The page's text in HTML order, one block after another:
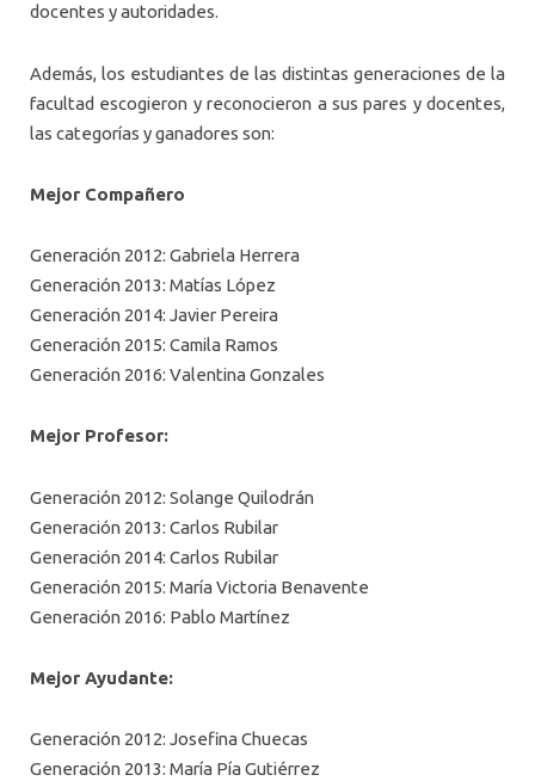
docentes y autoridades.
Además, los estudiantes de las distintas generaciones de la
facultad escogieron y reconocieron a sus pares y docentes,
las categorías y ganadores son:
Mejor Compañero
Generación 2012: Gabriela Herrera
Generación 2013: Matías López
Generación 2014: Javier Pereira
Generación 2015: Camila Ramos
Generación 2016: Valentina Gonzales
Mejor Profesor:
Generación 2012: Solange Quilodrán
Generación 2013: Carlos Rubilar
Generación 2014: Carlos Rubilar
Generación 2015: María Victoria Benavente
Generación 2016: Pablo Martínez
Mejor Ayudante:
Generación 2012: Josefina Chuecas
Generación 2013: María Pía Gutiérrez